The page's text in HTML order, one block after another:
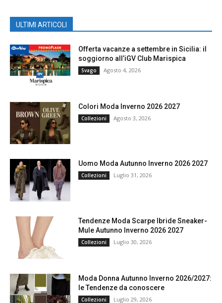
ULTIMI ARTICOLI
Offerta vacanze a settembre in Sicilia: il
soggiorno all’iGV Club Marispica
Svago Agosto 4, 2026
Colori Moda Inverno 2026 2027
Collezioni Agosto 3, 2026
Uomo Moda Autunno Inverno 2026 2027
Collezioni Luglio 31, 2026
Tendenze Moda Scarpe Ibride Sneaker-
Mule Autunno Inverno 2026 2027
Collezioni Luglio 30, 2026
Moda Donna Autunno Inverno 2026/2027:
le Tendenze da conoscere
Collezioni Luglio 29, 2026